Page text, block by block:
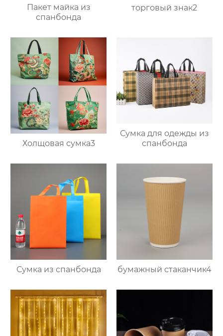
Пакет майка из
спанбонда
торговый знак2
Холщовая сумка3
Сумка для одежды из
спанбонда
Сумка из спанбонда бумажный стаканчик4